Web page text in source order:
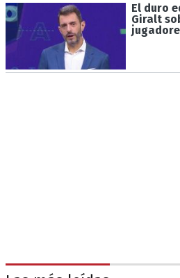
El duro
Giralt